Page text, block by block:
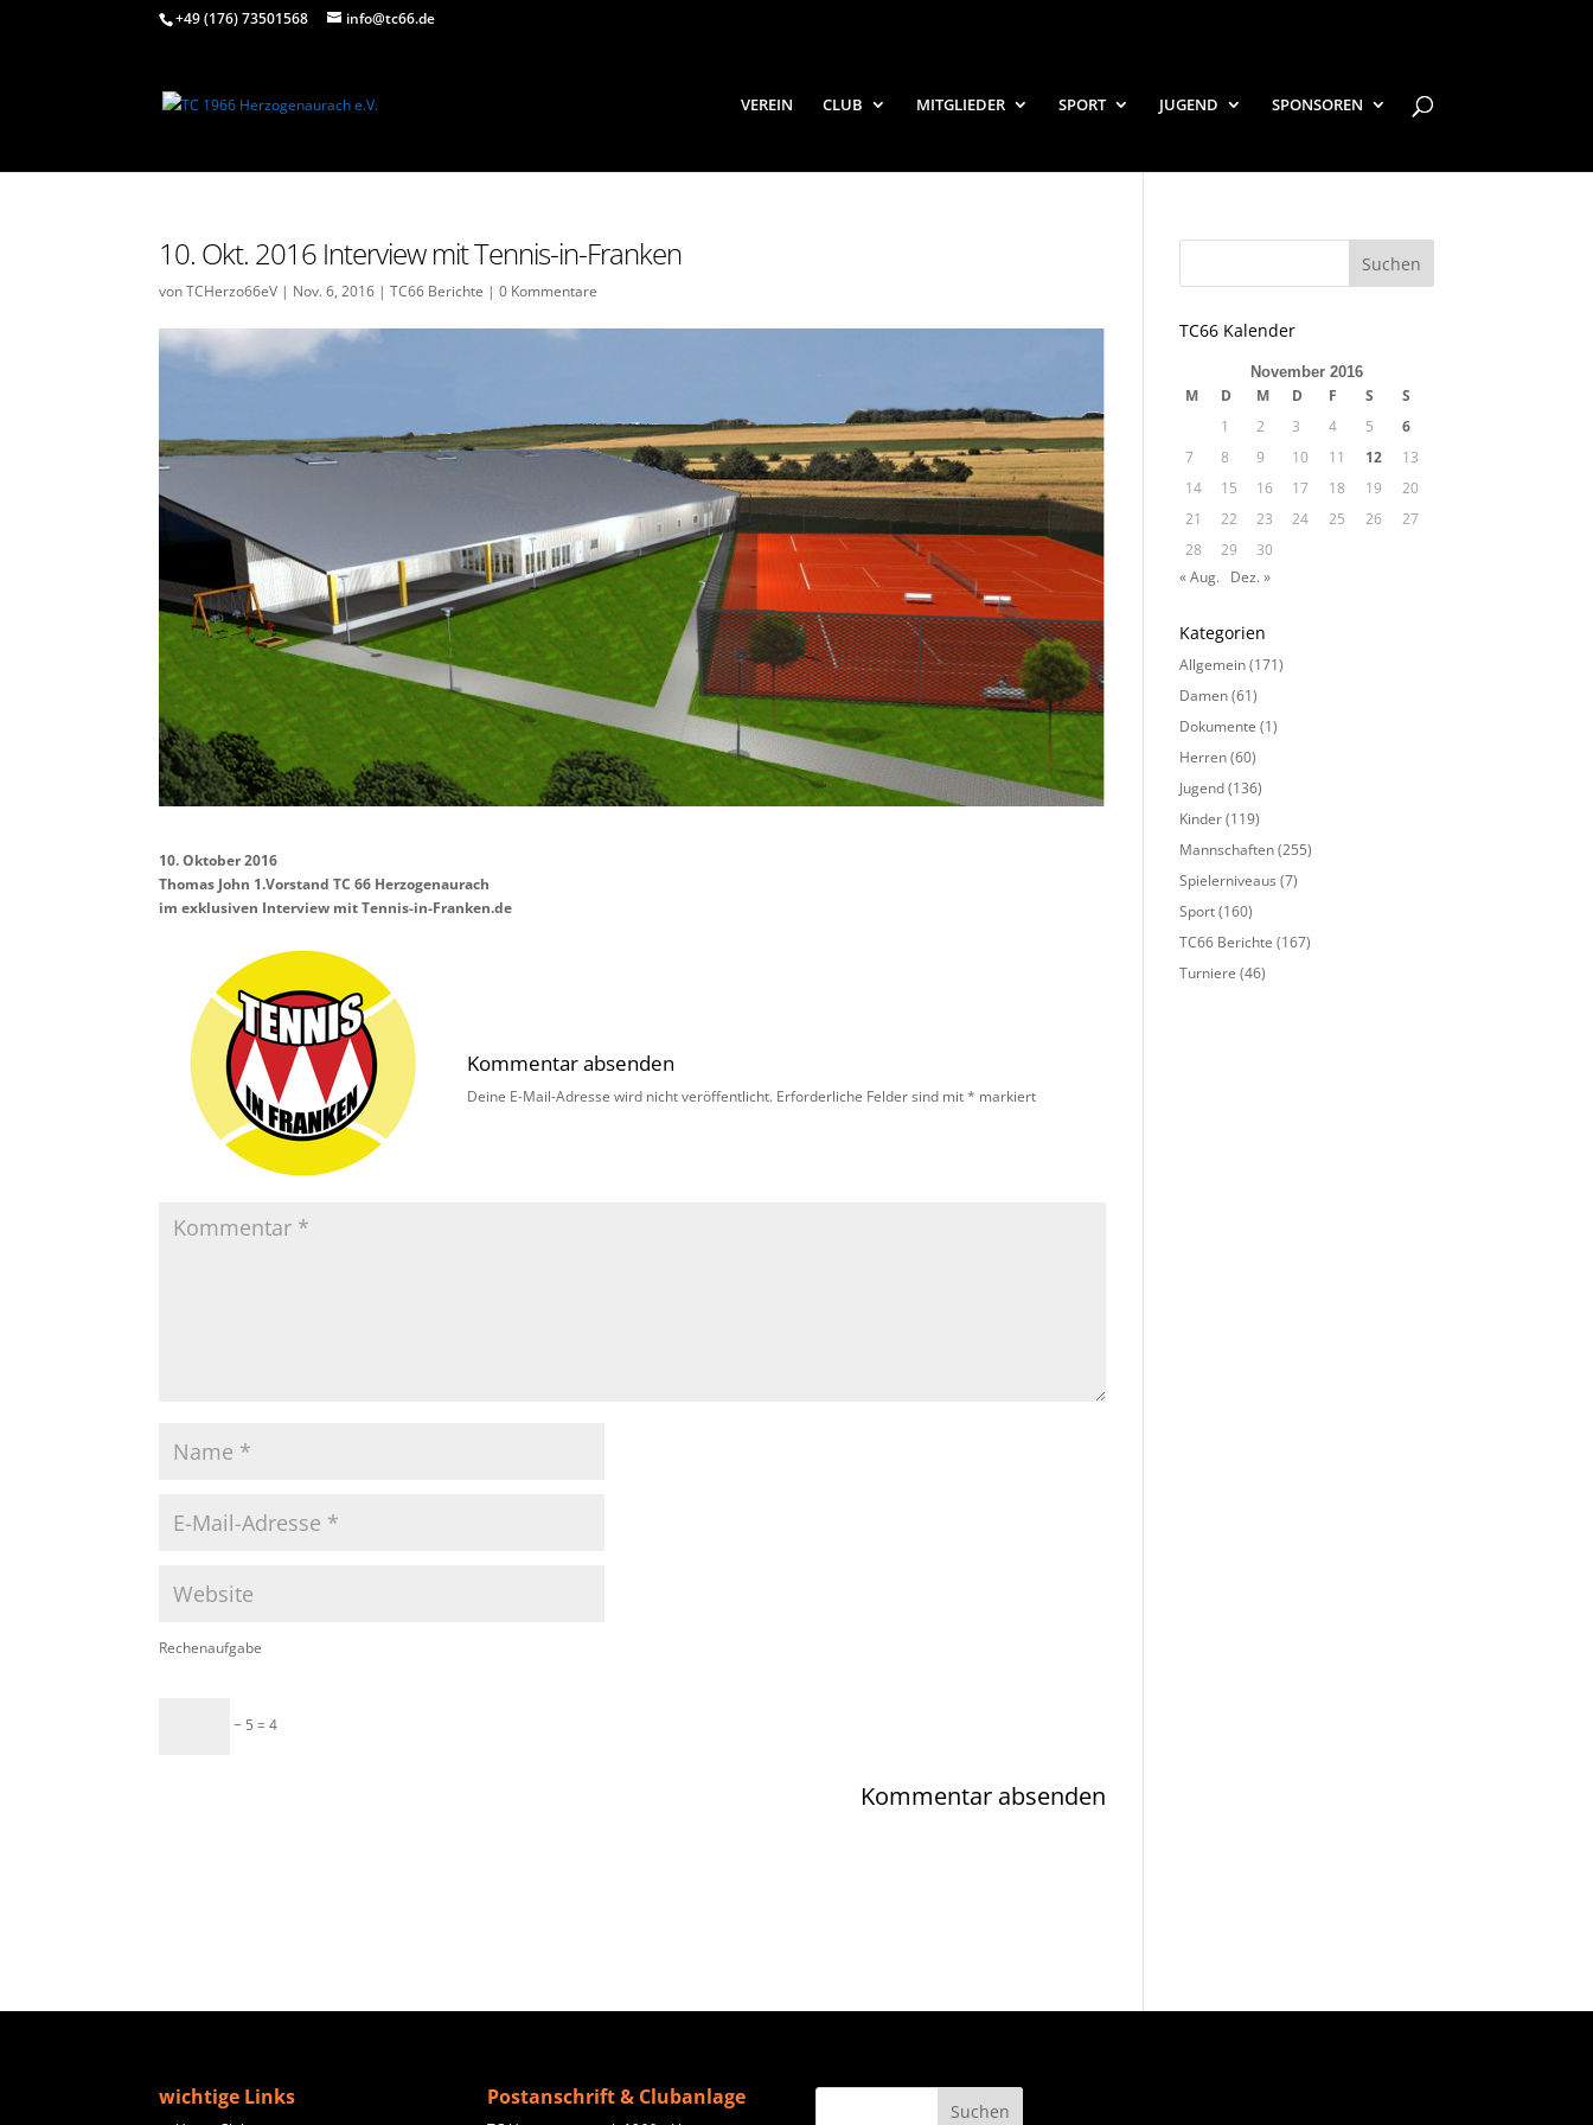
+49 (176) 73501568 info@tc66.de
VEREIN CLUB MITGLIEDER SPORT JUGEND SPONSOREN
10. Okt. 2016 Interview mit Tennis-in-Franken
vonTCHerzo66eV | Nov. 6, 2016 |TC66 Berichte |0 Kommentare
10. Oktober 2016
Thomas John 1.Vorstand TC 66 Herzogenaurach
im exklusiven Interview mit Tennis-in-Franken.de
Kommentar absenden
Deine E-Mail-Adresse wird nicht veröffentlicht. Erforderliche Felder sind mit* markiert
Rechenaufgabe
− 5 = 4
TC66 Kalender
November 2016
M D M D F S
S
1
2 3 4 5
6
7
8 9 10 11 12
13
14
15 16 17 18 19
20
21
22 23 24 25 26
27
28
29
30
« Aug. Dez. »
Kategorien
Allgemein(171)
Damen(61)
Dokumente (1)
Herren(60)
Jugend(136)
Kinder(119)
Mannschaften(255)
Spielerniveaus (7)
Sport(160)
TC66 Berichte (167)
Turniere (46)
wichtige Links Postanschrift & Clubanlage